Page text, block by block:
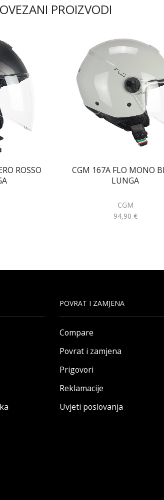
PROIZVODI
ROSSO
CGM 167A FLO MONO
LUNGA
CGM
94,90 €
POVRAT I ZAMJENA
Compare
Povrat i zamjena
Prigovori
Reklamacije
Uvjeti poslovanja